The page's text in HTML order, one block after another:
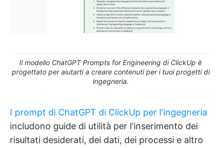
Il modello ChatGPT Prompts for Engineering di ClickUp è
progettato per aiutarti a creare contenuti per i tuoi progetti di
ingegneria.
I prompt di ChatGPT di ClickUp per l'ingegneria
includono guide di utilità per l'inserimento dei
risultati desiderati, dei dati, dei processi e altro